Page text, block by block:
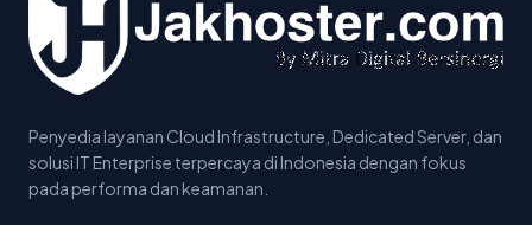
Penyedia layanan Cloud Infrastructure, Dedicated Server, dan
solusi IT Enterprise terpercaya di Indonesia dengan fokus
pada performa dan keamanan.